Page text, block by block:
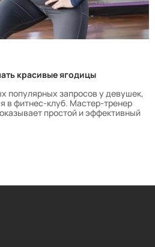
красивые ягодицы
популярных запросов у девушек,
в фитнес-клуб. Мастер-тренер
простой и эффективный